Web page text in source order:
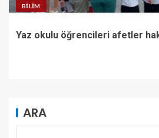
BILIM
Yaz okulu öğrencileri afetler
ARA